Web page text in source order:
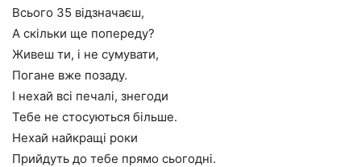
Всього 35 відзначаєш,
А скільки ще попереду?
Живеш ти, і не сумувати,
Погане вже позаду.
І нехай всі печалі, знегоди
Тебе не стосуються більше.
Нехай найкращі роки
Прийдуть до тебе прямо сьогодні.